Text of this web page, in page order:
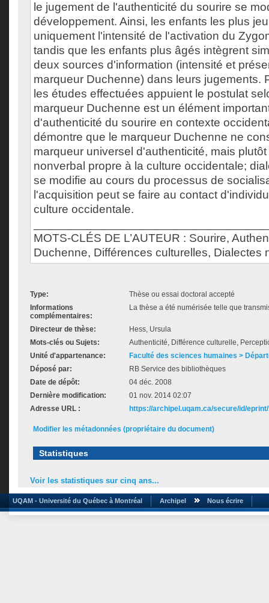
le jugement de l'authenticité du sourire se
développement. Ainsi, les enfants les plus
uniquement l'intensité de l'activation du
tandis que les enfants plus âgés intègrent
deux sources d'information (intensité et
marqueur Duchenne) dans leurs jugements.
les études effectuées appuient le postulat
marqueur Duchenne est un élément
d'authenticité du sourire en contexte
démontre que le marqueur Duchenne ne
marqueur universel d'authenticité, mais
nonverbal propre à la culture occidentale;
se modifie au cours du processus de
l'acquisition peut se faire au contact
culture occidentale.
MOTS-CLÉS DE L’AUTEUR : Sourire,
Duchenne, Différences culturelles, Dialectes
Type:
Thèse ou essai doctoral accepté
Informations
complémentaires:
La thèse a été numérisée telle que
Directeur de thèse:
Hess, Ursula
Mots-clés ou Sujets:
Authenticité, Différence culturelle,
Unité d'appartenance:
Faculté des sciences humaines >
Déposé par:
RB Service des bibliothèques
Date de dépôt:
04 déc. 2008
Dernière modification:
01 nov. 2014 02:07
Adresse URL :
https://archipel.uqam.ca/secure/id/
Modifier les métadonnées (propriétaire du document)
Statistiques
Voir les statistiques sur cinq ans...
UQAM - Université du Québec à Montréal Archipel Nous écrire